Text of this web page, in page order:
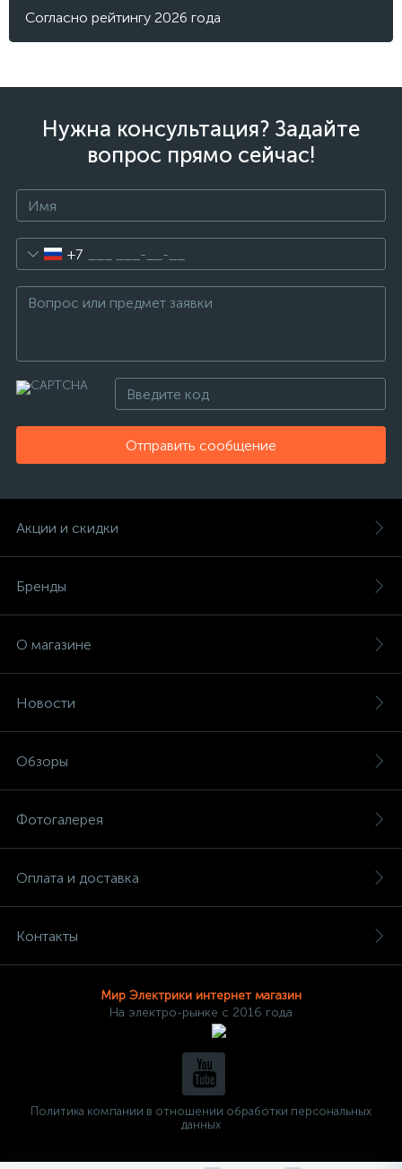
Согласно рейтингу 2026 года
Нужна консультация? Задайте
вопрос прямо сейчас!
+7
Отправить сообщение
Акции и скидки
Бренды
О магазине
Новости
Обзоры
Фотогалерея
Оплата и доставка
Контакты
Мир Электрики интернет магазин
На электро-рынке с 2016 года
Политика компании в отношении обработки персональных
данных